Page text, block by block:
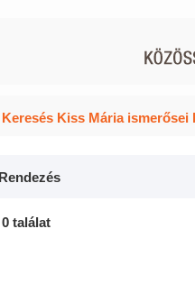
Keresés Kiss Mária ismerősei
Rendezés
0 találat